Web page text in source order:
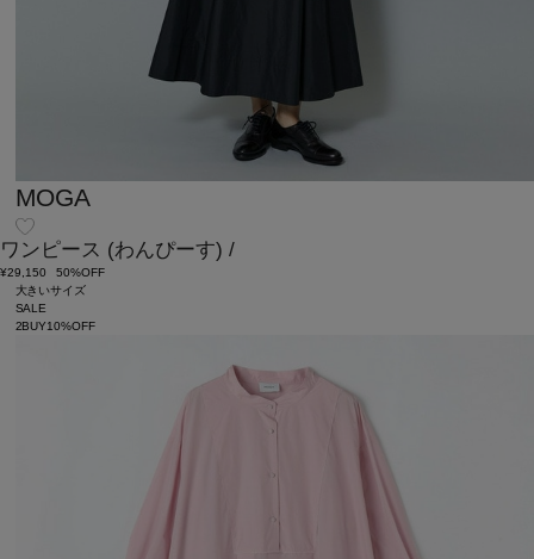
MOGA
ワンピース (わんぴーす) /
¥29,150
50%OFF
大きいサイズ
SALE
2BUY10%OFF